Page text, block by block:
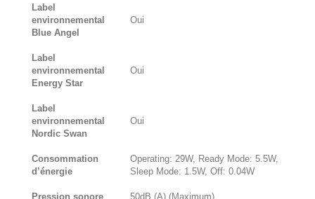
Label
environnemental
Blue Angel
Oui
Label
environnemental
Energy Star
Oui
Label
environnemental
Nordic Swan
Oui
Consommation
d’énergie
Operating: 29W, Ready Mode: 5.5W,
Sleep Mode: 1.5W, Off: 0.04W
Pression sonore 50dB (A) (Maximum)